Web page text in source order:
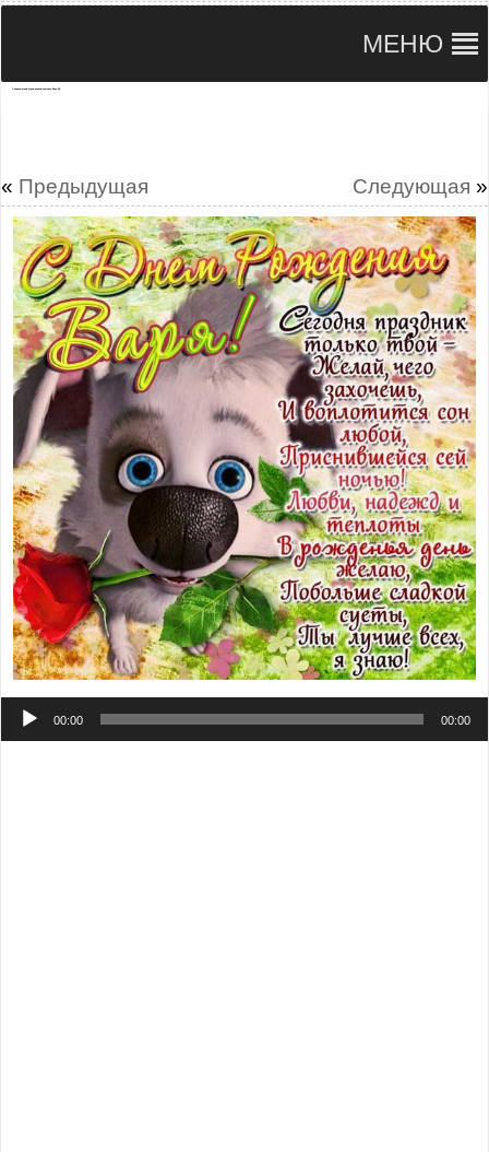
МЕНЮ
« Предыдущая Следующая »
Аудиоплеер
00:00 00:00